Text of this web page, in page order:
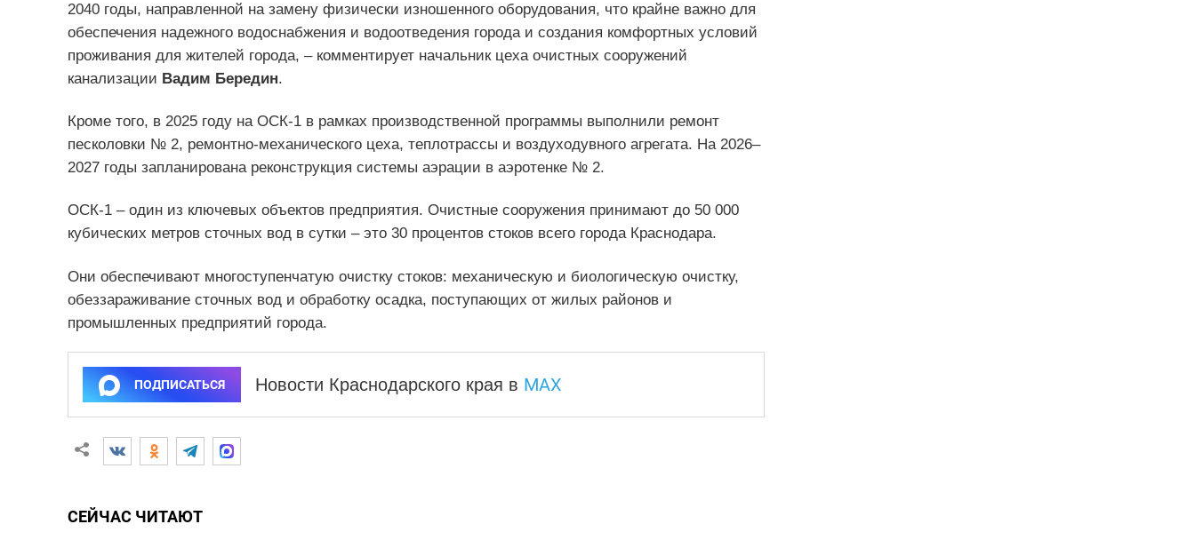
2040 годы, направленной на замену физически изношенного оборудования, что крайне важно для
обеспечения надежного водоснабжения и водоотведения города и создания комфортных условий
проживания для жителей города, – комментирует начальник цеха очистных сооружений
канализации Вадим Бередин.
Кроме того, в 2025 году на ОСК-1 в рамках производственной программы выполнили ремонт
песколовки № 2, ремонтно-механического цеха, теплотрассы и воздуходувного агрегата. На 2026–
2027 годы запланирована реконструкция системы аэрации в аэротенке № 2.
ОСК-1 – один из ключевых объектов предприятия. Очистные сооружения принимают до 50 000
кубических метров сточных вод в сутки – это 30 процентов стоков всего города Краснодара.
Они обеспечивают многоступенчатую очистку стоков: механическую и биологическую очистку,
обеззараживание сточных вод и обработку осадка, поступающих от жилых районов и
промышленных предприятий города.
ПОДПИСАТЬСЯ Новости Краснодарского края в MAX
СЕЙЧАС ЧИТАЮТ